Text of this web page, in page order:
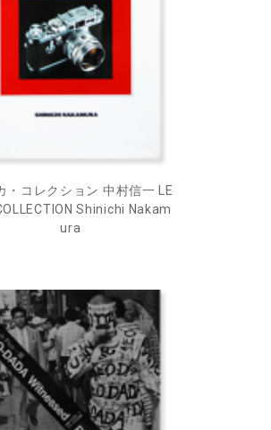
・コレクション 中村信一 LE
Shinichi Nakam
ura